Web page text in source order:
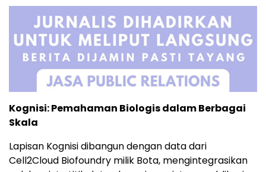
Kognisi: Pemahaman Biologis dalam Berbagai
Skala
Lapisan Kognisi dibangun dengan data dari
Cell2Cloud Biofoundry milik Bota, mengintegrasikan